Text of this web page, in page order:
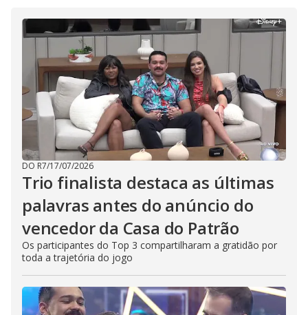
DO R7/17/07/2026
Trio finalista destaca as últimas
palavras antes do anúncio do
vencedor da Casa do Patrão
Os participantes do Top 3 compartilharam a gratidão por
toda a trajetória do jogo